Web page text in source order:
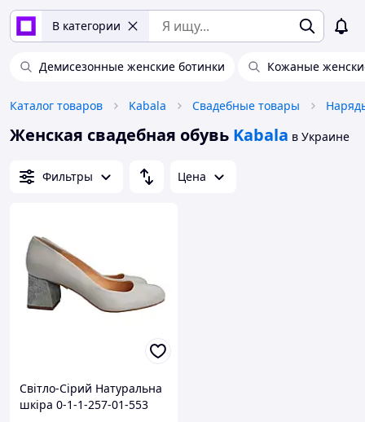
В категории
Демисезонные женские ботинки Кожаные
Каталог товаров Kabala Свадебные товары
Женская свадебная обувь Kabala в Украине
Фильтры Цена
Світло-Сірий Натуральна
шкіра 0-1-1-257-01-553